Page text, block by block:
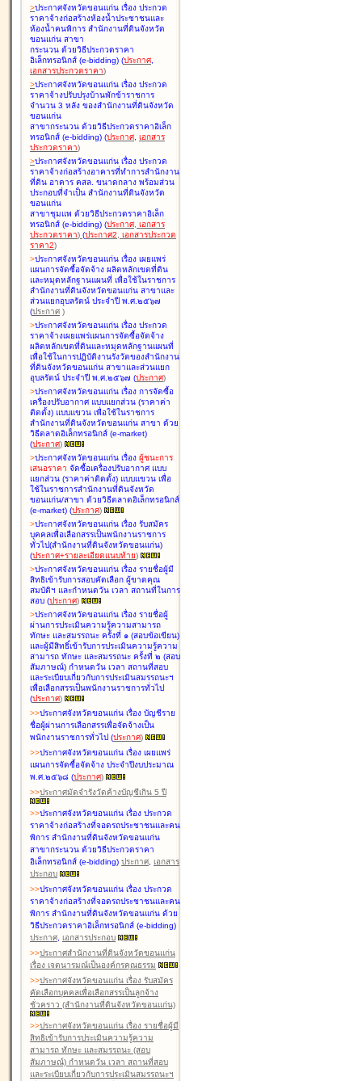
>ประกาศจังหวัดขอนแก่น เรื่อง ประกวด
ราคาจ้างก่อสร้างห้องน้ำประชาชนและ
ห้องน้ำคนพิการ สำนักงานที่ดินจังหวัด
ขอนแก่น สาขา
กระนวน ด้วยวิธีประกวดราคา
อิเล็กทรอนิกส์ (e-bidding) (ประกาศ,
เอกสารประกวดราคา)
>ประกาศจังหวัดขอนแก่น เรื่อง ประกวด
ราคาจ้างปรับปรุงบ้านพักข้าราชการ
จำนวน 3 หลัง ของสำนักงานที่ดินจังหวัด
ขอนแก่น
สาขากระนวน ด้วยวิธีประกวดราคาอิเล็ก
ทรอนิกส์ (e-bidding) (ประกาศ, เอกสาร
ประกวดราคา)
>ประกาศจังหวัดขอนแก่น เรื่อง ประกวด
ราคาจ้างก่อสร้างอาคารที่ทำการสำนักงาน
ที่ดิน อาคาร คสล. ขนาดกลาง พร้อมส่วน
ประกอบที่จำเป็น สำนักงานที่ดินจังหวัด
ขอนแก่น
สาขาชุมแพ ด้วยวิธีประกวดราคาอิเล็ก
ทรอนิกส์ (e-bidding) (ประกาศ, เอกสาร
ประกวดราคา) (ประกาศ2, เอกสารประกวด
ราคา2)
>ประกาศจังหวัดขอนแก่น เรื่อง เผยแพร่
แผนการจัดซื้อจัดจ้าง ผลิตหลักเขตที่ดิน
และหมุดหลักฐานแผนที่ เพื่อใช้ในราชการ
สำนักงานที่ดินจังหวัดขอนแก่น สาขาและ
ส่วนแยกอุบลรัตน์ ประจำปี พ.ศ.๒๕๖๗
(ประกาศ )
>ประกาศจังหวัดขอนแก่น เรื่อง ประกวด
ราคาจ้างเผยแพร่แผนการจัดซื้อจัดจ้าง
ผลิตหลักเขตที่ดินและหมุดหลักฐานแผนที่
เพื่อใช้ในการปฏิบัติงานรังวัดของสำนักงาน
ที่ดินจังหวัดขอนแก่น สาขาและส่วนแยก
อุบลรัตน์ ประจำปี พ.ศ.๒๕๖๗ (ประกาศ)
>ประกาศจังหวัดขอนแก่น เรื่อง การจัดซื้อ
เครื่องปรับอากาศ แบบแยกส่วน (ราคาค่า
ติดตั้ง) แบบแขวน เพื่อใช้ในราชการ
สำนักงานที่ดินจังหวัดขอนแก่น สาขา ด้วย
วิธีตลาดอิเล็กทรอนิกส์ (e-market)
(ประกาศ)
>ประกาศจังหวัดขอนแก่น เรื่อง ผู้ชนะการ
เสนอราคา จัดซื้อเครื่องปรับอากาศ แบบ
แยกส่วน (ราคาค่าติดตั้ง) แบบแขวน เพื่อ
ใช้ในราชการสำนักงานที่ดินจังหวัด
ขอนแก่น/สาขา ด้วยวิธีตลาดอิเล็กทรอนิกส์
(e-market) (ประกาศ)
>ประกาศจังหวัดขอนแก่น เรื่อง รับสมัคร
บุคคลเพื่อเลือกสรรเป็นพนักงานราชการ
ทั่วไป(สำนักงานที่ดินจังหวัดขอนแก่น)
(ประกาศ+รายละเอียดแนบท้าย)
>ประกาศจังหวัดขอนแก่น เรื่อง รายชื่อผู้มี
สิทธิเข้ารับการสอบคัดเลือก ผู้ขาดคุณ
สมบัติฯ และกำหนดวัน เวลา สถานที่ในการ
สอบ (ประกาศ)
>ประกาศจังหวัดขอนแก่น เรื่อง รายชื่อผู้
ผ่านการประเมินความรู้ความสามารถ
ทักษะ และสมรรถนะ ครั้งที่ ๑ (สอบข้อเขียน)
และผู้มีสิทธิ์เข้ารับการประเมินความรู้ความ
สามารถ ทักษะ และสมรรถนะ ครั้งที่ ๒ (สอบ
สัมภาษณ์) กำหนดวัน เวลา สถานที่สอบ
และระเบียบเกี่ยวกับการประเมินสมรรถนะฯ
เพื่อเลือกสรรเป็นพนักงานราชการทั่วไป
(ประกาศ)
>>ประกาศจังหวัดขอนแก่น เรื่อง บัญชีราย
ชื่อผู้ผ่านการเลือกสรรเพื่อจัดจ้างเป็น
พนักงานราชการทั่วไป (ประกาศ)
>>ประกาศจังหวัดขอนแก่น เรื่อง เผยแพร่
แผนการจัดซื้อจัดจ้าง ประจำปีงบประมาณ
พ.ศ.๒๕๖๘ (ประกาศ)
>>ประกาศมัดจำรังวัดค้างบัญชีเกิน 5 ปี
>>ประกาศจังหวัดขอนแก่น เรื่อง ประกวด
ราคาจ้างก่อสร้างที่จอดรถประชาชนและคน
พิการ สำนักงานที่ดินจังหวัดขอนแก่น
สาขากระนวน ด้วยวิธีประกวดราคา
อิเล็กทรอนิกส์ (e-bidding) ประกาศ, เอกสาร
ประกอบ
>>ประกาศจังหวัดขอนแก่น เรื่อง ประกวด
ราคาจ้างก่อสร้างที่จอดรถประชาชนและคน
พิการ สำนักงานที่ดินจังหวัดขอนแก่น ด้วย
วิธีประกวดราคาอิเล็กทรอนิกส์ (e-bidding)
ประกาศ, เอกสารประกอบ
>>ประกาศสำนักงานที่ดินจังหวัดขอนแก่น
เรื่อง เจตนารมณ์เป็นองค์กรคุณธรรม
>>ประกาศจังหวัดขอนแก่น เรื่อง รับสมัคร
คัดเลือกบุคคลเพื่อเลือกสรรเป็นลูกจ้าง
ชั่วคราว (สำนักงานที่ดินจังหวัดขอนแก่น)
>>ประกาศจังหวัดขอนแก่น เรื่อง รายชื่อผู้มี
สิทธิเข้ารับการประเมินความรู้ความ
สามารถ ทักษะ และสมรรถนะ (สอบ
สัมภาษณ์) กำหนดวัน เวลา สถานที่สอบ
และระเบียบเกี่ยวกับการประเมินสมรรถนะฯ